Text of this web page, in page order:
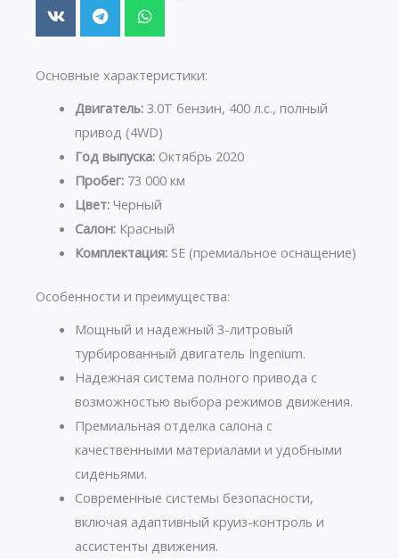
Основные характеристики:
Двигатель:3.0T бензин, 400 л.с., полный
привод (4WD)
Год выпуска:Октябрь 2020
Пробег:73 000 км
Цвет:Черный
Салон:Красный
Комплектация:SE (премиальное оснащение)
Особенности и преимущества:
Мощный и надежный 3-литровый
турбированный двигатель Ingenium.
Надежная система полного привода с
возможностью выбора режимов движения.
Премиальная отделка салона с
качественными материалами и удобными
сиденьями.
Современные системы безопасности,
включая адаптивный круиз-контроль и
ассистенты движения.